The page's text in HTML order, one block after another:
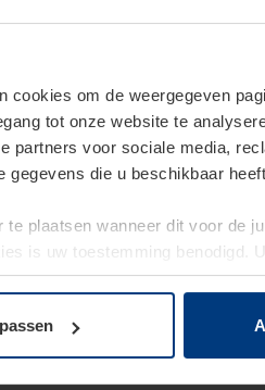
cookies om de weergegeven
tot onze website te
partners voor sociale media,
die u beschikbaar
plaatsen wanneer dit voor de
is uw toestemming benodigd.
op onze website wijzigen
duo
sanctus